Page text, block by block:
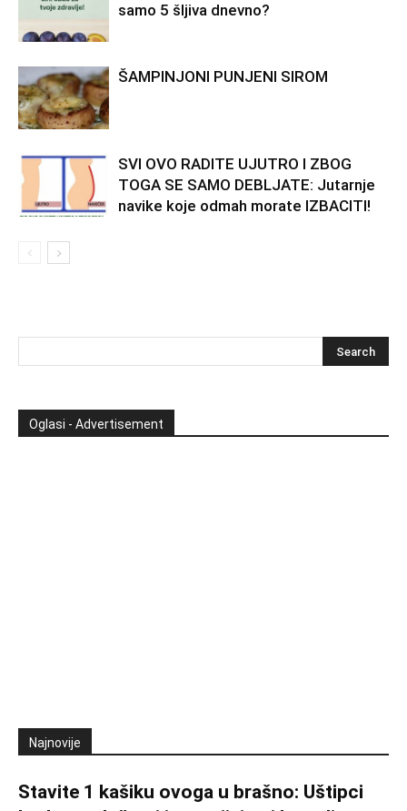
samo 5 šljiva dnevno?
ŠAMPINJONI PUNJENI SIROM
SVI OVO RADITE UJUTRO I ZBOG
TOGA SE SAMO DEBLJATE: Jutarnje
navike koje odmah morate IZBACITI!
Oglasi - Advertisement
Najnovije
Stavite 1 kašiku ovoga u brašno: Uštipci